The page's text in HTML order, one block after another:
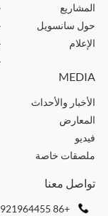
المشاريع
حول سانسويل
الإعلام
MEDIA
الأخبار والأحداث
المعارض
فيديو
ملصقات خاصة
تواصل معنا
+86 13921964455